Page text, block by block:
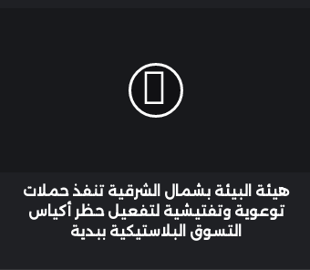
أكياس
هيئة البيئة بشمال الشرقية تنفذ حملات
توعوية وتفتيشية لتفعيل حظر أكياس
التسوق البلاستيكية ببدية